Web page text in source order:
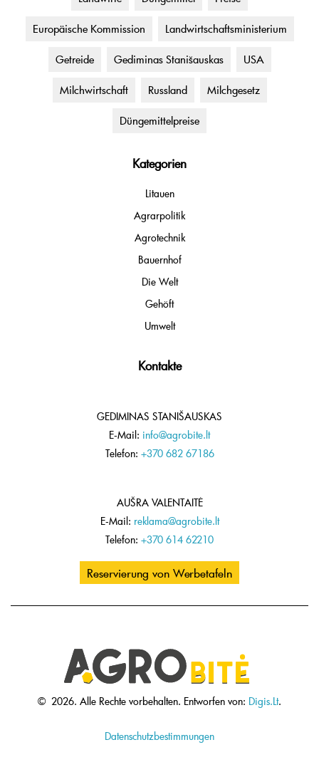
Europäische Kommission Landwirtschaftsministerium
Getreide Gediminas Stanišauskas USA
Milchwirtschaft Russland Milchgesetz
Düngemittelpreise
Kategorien
Litauen
Agrarpolitik
Agrotechnik
Bauernhof
Die Welt
Gehöft
Umwelt
Kontakte
GEDIMINAS STANIŠAUSKAS
E-Mail: info@agrobite.lt
Telefon: +370 682 67186
AUŠRA VALENTAITĖ
E-Mail: reklama@agrobite.lt
Telefon: +370 614 62210
Reservierung von Werbetafeln
© 2026. Alle Rechte vorbehalten. Entworfen von: Digis.Lt.
Datenschutzbestimmungen